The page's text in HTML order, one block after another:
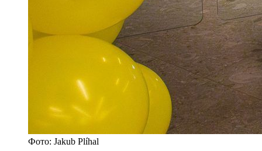
Фото: Jakub Plíhal